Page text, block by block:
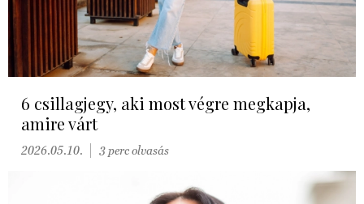
6 csillagjegy, aki most végre megkapja,
amire várt
2026.05.10. 3 perc olvasás